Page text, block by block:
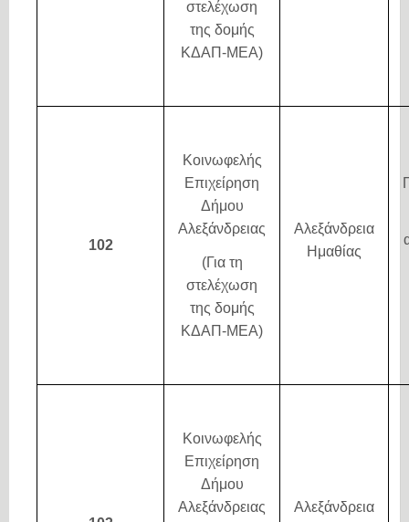
στελέχωση
της δομής
ΚΔΑΠ-ΜΕΑ)
102
Κοινωφελής
Επιχείρηση
Δήμου
Αλεξάνδρειας
(Για τη
στελέχωση
της δομής
ΚΔΑΠ-ΜΕΑ)
Αλεξάνδρεια
Ημαθίας
Κοινωφελής
Επιχείρηση
Δήμου
Αλεξάνδρειας
Αλεξάνδρεια